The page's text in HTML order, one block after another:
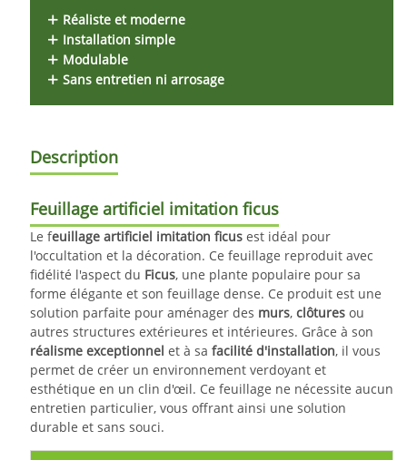
Réaliste et moderne
Installation simple
Modulable
Sans entretien ni arrosage
Description
Feuillage artificiel imitation ficus
Le feuillage artificiel imitation ficus est idéal pour
l'occultation et la décoration. Ce feuillage reproduit avec
fidélité l'aspect du Ficus, une plante populaire pour sa
forme élégante et son feuillage dense. Ce produit est une
solution parfaite pour aménager des murs, clôtures ou
autres structures extérieures et intérieures. Grâce à son
réalisme exceptionnel et à sa facilité d'installation, il vous
permet de créer un environnement verdoyant et
esthétique en un clin d'œil. Ce feuillage ne nécessite aucun
entretien particulier, vous offrant ainsi une solution
durable et sans souci.